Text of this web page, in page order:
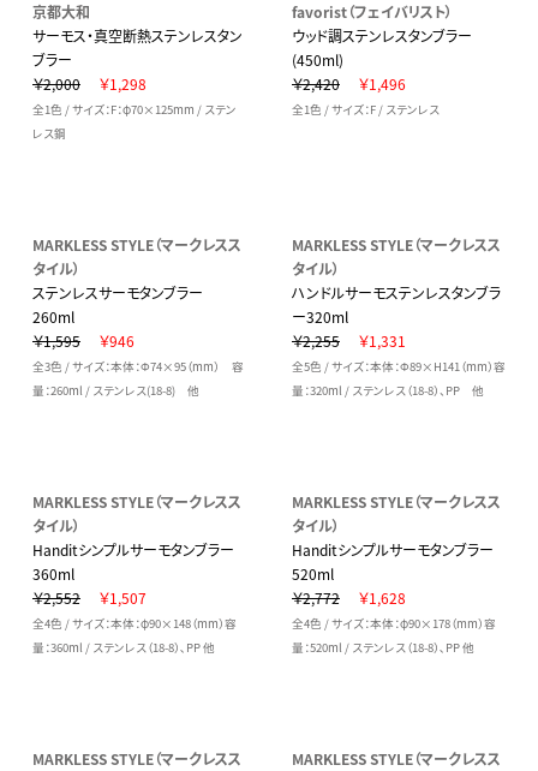
京都大和
サーモス・真空断熱ステンレスタン
ブラー
￥2,000
￥1,298
全1色 / サイズ：F：φ70×125mm / ステン
レス鋼
favorist（フェイバリスト）
ウッド調ステンレスタンブラー
(450ml)
￥2,420
￥1,496
全1色 / サイズ：F / ステンレス
MARKLESS STYLE（マークレスス
タイル）
ステンレスサーモタンブラー
260ml
￥1,595
￥946
全3色 / サイズ：本体：Φ74×95（mm） 容
量：260ml / ステンレス(18-8) 他
MARKLESS STYLE（マークレスス
タイル）
ハンドルサーモステンレスタンブラ
ー320ml
￥2,255
￥1,331
全5色 / サイズ：本体：Φ89×H141（mm）容
量：320ml / ステンレス（18-8）、PP 他
MARKLESS STYLE（マークレスス
タイル）
Handitシンプルサーモタンブラー
360ml
￥2,552
￥1,507
全4色 / サイズ：本体：φ90×148（mm）容
量：360ml / ステンレス（18-8）､PP 他
MARKLESS STYLE（マークレスス
タイル）
Handitシンプルサーモタンブラー
520ml
￥2,772
￥1,628
全4色 / サイズ：本体：φ90×178（mm）容
量：520ml / ステンレス（18-8）､PP 他
MARKLESS STYLE（マークレスス
MARKLESS STYLE（マークレスス